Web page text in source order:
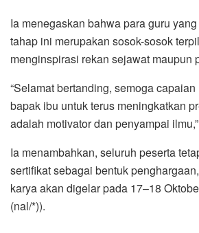
Ia menegaskan bahwa para guru
tahap ini merupakan sosok-sosok
menginspirasi rekan sejawat maupun
“Selamat bertanding, semoga
bapak ibu untuk terus meningkatkan
adalah motivator dan penyampai
Ia menambahkan, seluruh peserta
sertifikat sebagai bentuk
karya akan digelar pada 17–18
(nal/*)).